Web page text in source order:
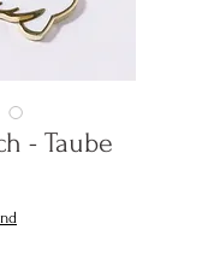
- Taube